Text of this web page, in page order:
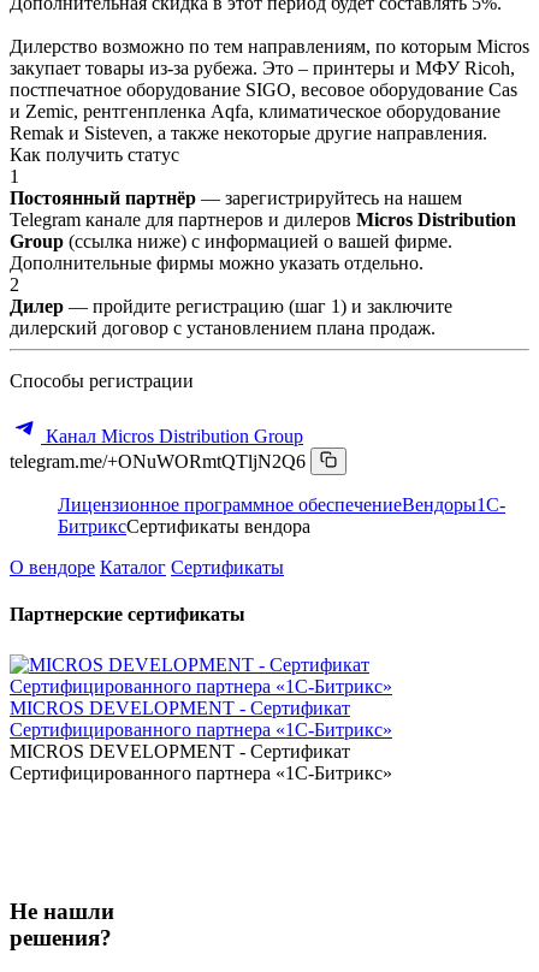
Дилерство возможно по тем направлениям, по которым Micros
закупает товары из-за рубежа. Это – принтеры и МФУ Ricoh,
постпечатное оборудование SIGO, весовое оборудование Cas
и Zemic, рентгенпленка Aqfa, климатическое оборудование
Remak и Sisteven, а также некоторые другие направления.
Как получить статус
1
Постоянный партнёр — зарегистрируйтесь на нашем
Telegram канале для партнеров и дилеров Micros Distribution
Group (ссылка ниже) с информацией о вашей фирме.
Дополнительные фирмы можно указать отдельно.
2
Дилер — пройдите регистрацию (шаг 1) и заключите
дилерский договор с установлением плана продаж.
Способы регистрации
Канал Micros Distribution Group
telegram.me/+ONuWORmtQTljN2Q6
Лицензионное программное обеспечениеВендоры1C-
БитриксСертификаты вендора
О вендоре Каталог Сертификаты
Партнерские сертификаты
MICROS DEVELOPMENT - Сертификат
Сертифицированного партнера «1С-Битрикс»
MICROS DEVELOPMENT - Сертификат
Сертифицированного партнера «1С-Битрикс»
Не нашли
решения?